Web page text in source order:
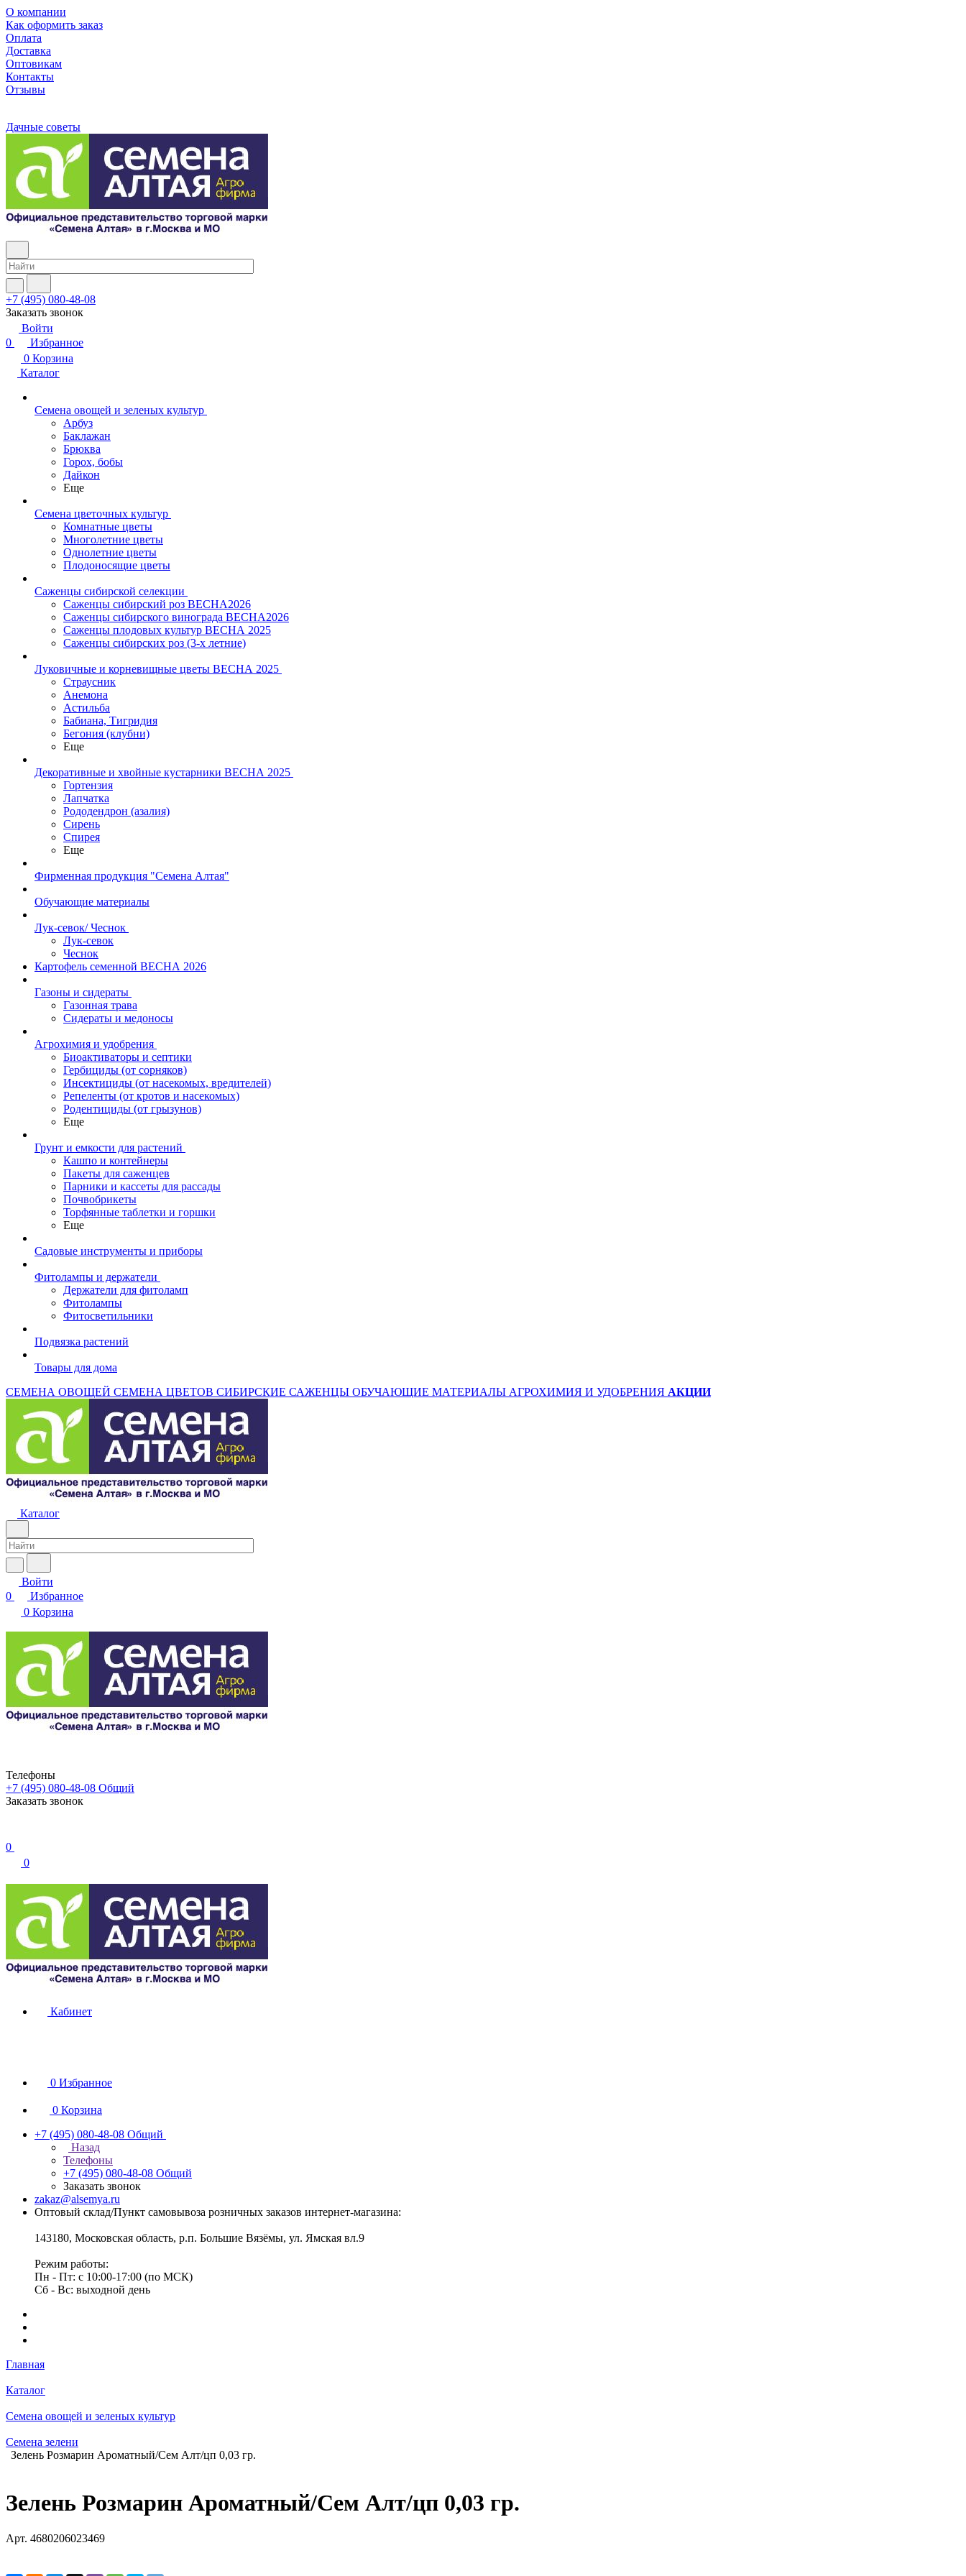
О компании
Как оформить заказ
Оплата
Доставка
Оптовикам
Контакты
Отзывы
Дачные советы
+7 (495) 080-48-08
Заказать звонок
Войти
0
Избранное
0 Корзина
Каталог
Семена овощей и зеленых культур
Арбуз
Баклажан
Брюква
Горох, бобы
Дайкон
Еще
Семена цветочных культур
Комнатные цветы
Многолетние цветы
Однолетние цветы
Плодоносящие цветы
Саженцы сибирской селекции
Саженцы сибирский роз ВЕСНА2026
Саженцы сибирского винограда ВЕСНА2026
Саженцы плодовых культур ВЕСНА 2025
Саженцы сибирских роз (3-х летние)
Луковичные и корневищные цветы ВЕСНА 2025
Страусник
Анемона
Астильба
Бабиана, Тигридия
Бегония (клубни)
Еще
Декоративные и хвойные кустарники ВЕСНА 2025
Гортензия
Лапчатка
Рододендрон (азалия)
Сирень
Спирея
Еще
Фирменная продукция "Семена Алтая"
Обучающие материалы
Лук-севок/ Чеснок
Лук-севок
Чеснок
Картофель семенной ВЕСНА 2026
Газоны и сидераты
Газонная трава
Сидераты и медоносы
Агрохимия и удобрения
Биоактиваторы и септики
Гербициды (от сорняков)
Инсектициды (от насекомых, вредителей)
Репеленты (от кротов и насекомых)
Родентициды (от грызунов)
Еще
Грунт и емкости для растений
Кашпо и контейнеры
Пакеты для саженцев
Парники и кассеты для рассады
Почвобрикеты
Торфянные таблетки и горшки
Еще
Садовые инструменты и приборы
Фитолампы и держатели
Держатели для фитоламп
Фитолампы
Фитосветильники
Подвязка растений
Товары для дома
СЕМЕНА ОВОЩЕЙ СЕМЕНА ЦВЕТОВ СИБИРСКИЕ САЖЕНЦЫ ОБУЧАЮЩИЕ МАТЕРИАЛЫ АГРОХИМИЯ И УДОБРЕНИЯ АКЦИИ
Каталог
Войти
0
Избранное
0 Корзина
Телефоны
+7 (495) 080-48-08 Общий
Заказать звонок
0
0
Кабинет
0 Избранное
0 Корзина
+7 (495) 080-48-08 Общий
Назад
Телефоны
+7 (495) 080-48-08 Общий
Заказать звонок
zakaz@alsemya.ru
Оптовый склад/Пункт самовывоза розничных заказов интернет-магазина:
143180, Московская область, р.п. Большие Вязёмы, ул. Ямская вл.9
Режим работы:
Пн - Пт: с 10:00-17:00 (по МСК)
Сб - Вс: выходной день
Главная
Каталог
Семена овощей и зеленых культур
Семена зелени
Зелень Розмарин Ароматный/Сем Алт/цп 0,03 гр.
Зелень Розмарин Ароматный/Сем Алт/цп 0,03 гр.
Арт. 4680206023469